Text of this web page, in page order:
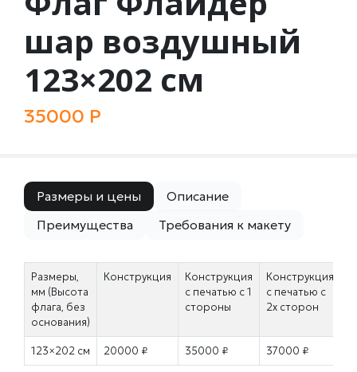
шар воздушный
123×202 см
35000 Р
Размеры и цены
Описание
Преимущества
Требования к макету
Размеры,
мм (Высота
флага, без
основания)
Конструкция
Конструкция
с печатью с 1
стороны
Конструкция
с печатью с
2х сторон
123×202 см 20000 ₽ 35000 ₽ 37000 ₽